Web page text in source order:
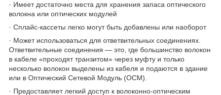
· Имеет достаточно места для хранения запаса оптического
волокна или оптических модулей
· Сплайс-кассеты легко могут быть добавлены или наоборот
· Может использоваться для ответвительных соединениях.
Ответвительные соединения — это, где большинство волокон
в кабеле «проходят транзитом» через муфту и только
несколько волокон выделены из кабеля и подаются в здание
или в Оптический Сетевой Модуль (ОСМ).
· Предоставляет легкий доступ к волоконно-оптическим